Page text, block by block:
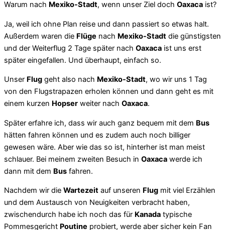
Warum nach Mexiko-Stadt, wenn unser Ziel doch Oaxaca ist?
Ja, weil ich ohne Plan reise und dann passiert so etwas halt.
Außerdem waren die Flüge nach Mexiko-Stadt die günstigsten
und der Weiterflug 2 Tage später nach Oaxaca ist uns erst
später eingefallen. Und überhaupt, einfach so.
Unser Flug geht also nach Mexiko-Stadt, wo wir uns 1 Tag
von den Flugstrapazen erholen können und dann geht es mit
einem kurzen Hopser weiter nach Oaxaca.
Später erfahre ich, dass wir auch ganz bequem mit dem Bus
hätten fahren können und es zudem auch noch billiger
gewesen wäre. Aber wie das so ist, hinterher ist man meist
schlauer. Bei meinem zweiten Besuch in Oaxaca werde ich
dann mit dem Bus fahren.
Nachdem wir die Wartezeit auf unseren Flug mit viel Erzählen
und dem Austausch von Neuigkeiten verbracht haben,
zwischendurch habe ich noch das für Kanada typische
Pommesgericht Poutine probiert, werde aber sicher kein Fan